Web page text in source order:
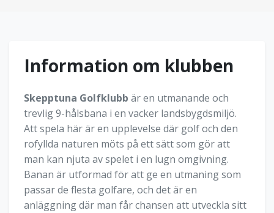
Information om klubben
Skepptuna Golfklubb är en utmanande och
trevlig 9-hålsbana i en vacker landsbygdsmiljö.
Att spela här är en upplevelse där golf och den
rofyllda naturen möts på ett sätt som gör att
man kan njuta av spelet i en lugn omgivning.
Banan är utformad för att ge en utmaning som
passar de flesta golfare, och det är en
anläggning där man får chansen att utveckla sitt